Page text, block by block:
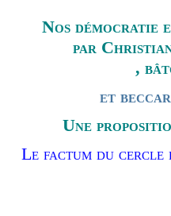
Nos démocratie
par
,
et
Une
Le factum du cercle